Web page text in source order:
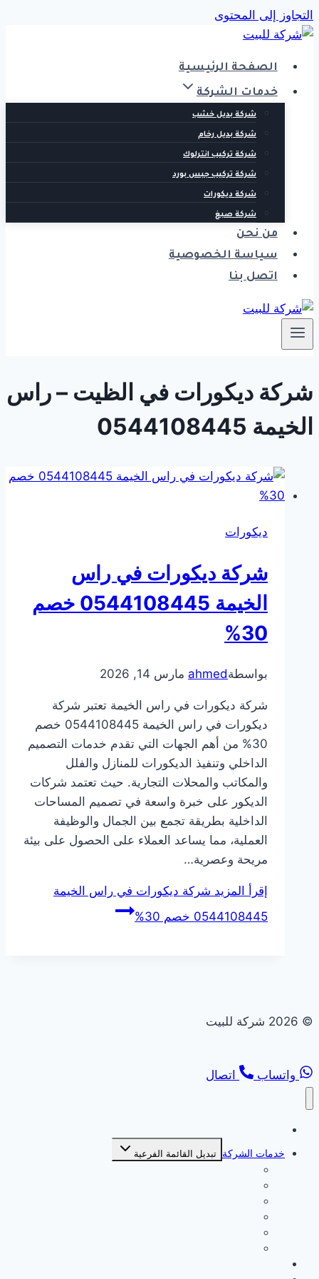
التجاوز إلى المحتوى
الصفحة الرئيسية
خدمات الشركة
شركة بديل خشب
شركة بديل رخام
شركة تركيب انترلوك
شركة تركيب جبس بورد
شركة ديكورات
شركة صبغ
من نحن
سياسة الخصوصية
اتصل بنا
شركة ديكورات في الظيت – راس
الخيمة 0544108445
ديكورات
شركة ديكورات في راس
الخيمة 0544108445 خصم
30%
بواسطةahmed مارس 14, 2026
شركة ديكورات في راس الخيمة تعتبر شركة
ديكورات في راس الخيمة 0544108445 خصم
30% من أهم الجهات التي تقدم خدمات التصميم
الداخلي وتنفيذ الديكورات للمنازل والفلل
والمكاتب والمحلات التجارية. حيث تعتمد شركات
الديكور على خبرة واسعة في تصميم المساحات
الداخلية بطريقة تجمع بين الجمال والوظيفة
العملية، مما يساعد العملاء على الحصول على بيئة
مريحة وعصرية…
إقرأ المزيد شركة ديكورات في راس الخيمة
0544108445 خصم 30%
© 2026 شركة للبيت
واتساب اتصال
خدمات الشركة تبديل القائمة الفرعية